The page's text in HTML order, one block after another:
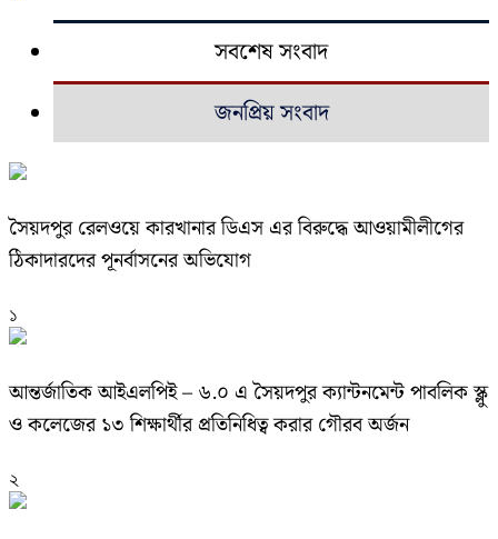
সবশেষ সংবাদ
জনপ্রিয় সংবাদ
সৈয়দপুর রেলওয়ে কারখানার ডিএস এর বিরুদ্ধে আওয়ামীলীগের
ঠিকাদারদের পূনর্বাসনের অভিযোগ
১
আন্তর্জাতিক আইএলপিই – ৬.০ এ সৈয়দপুর ক্যান্টনমেন্ট পাবলিক স্ক্লু
ও কলেজের ১৩ শিক্ষার্থীর প্রতিনিধিত্ব করার গৌরব অর্জন
২